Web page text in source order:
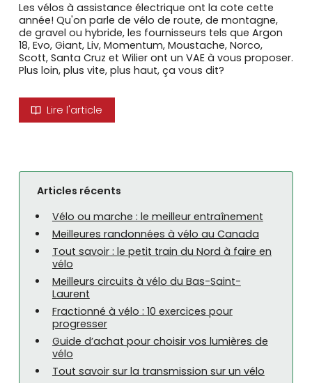
Les vélos à assistance électrique ont la cote cette
année! Qu'on parle de vélo de route, de montagne,
de gravel ou hybride, les fournisseurs tels que Argon
18, Evo, Giant, Liv, Momentum, Moustache, Norco,
Scott, Santa Cruz et Wilier ont un VAE à vous proposer.
Plus loin, plus vite, plus haut, ça vous dit?
Lire l'article
Articles récents
Vélo ou marche : le meilleur entraînement
Meilleures randonnées à vélo au Canada
Tout savoir : le petit train du Nord à faire en
vélo
Meilleurs circuits à vélo du Bas-Saint-
Laurent
Fractionné à vélo : 10 exercices pour
progresser
Guide d’achat pour choisir vos lumières de
vélo
Tout savoir sur la transmission sur un vélo